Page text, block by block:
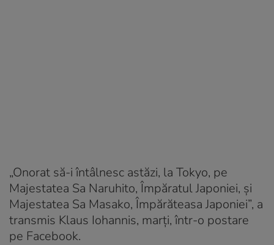
„Onorat să-i întâlnesc astăzi, la Tokyo, pe
Majestatea Sa Naruhito, Împăratul Japoniei, şi
Majestatea Sa Masako, Împărăteasa Japoniei”, a
transmis Klaus Iohannis, marţi, într-o postare
pe Facebook.